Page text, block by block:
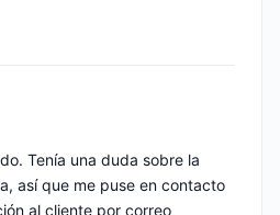
Tenía una duda sobre la
así que me puse en contacto
al cliente por correo